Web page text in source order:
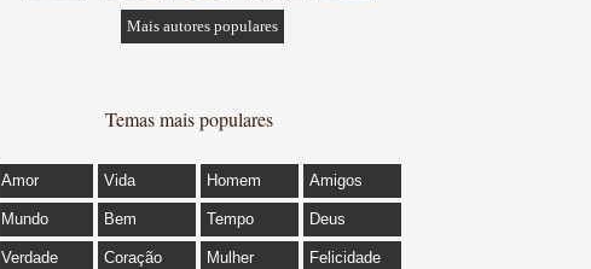
Mais autores populares
Temas mais populares
Amor Vida Homem Amigos
Mundo Bem Tempo Deus
Verdade Coração Mulher Felicidade